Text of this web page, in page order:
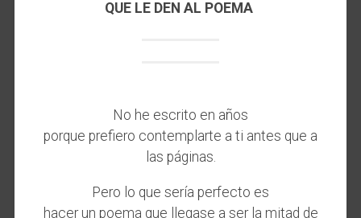
QUE LE DEN AL POEMA
No he escrito en años
porque prefiero contemplarte a ti antes que a
las páginas.
Pero lo que sería perfecto es
hacer un poema que llegase a ser la mitad de